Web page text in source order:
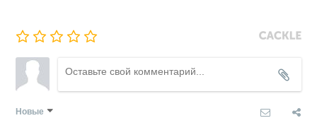
Новые